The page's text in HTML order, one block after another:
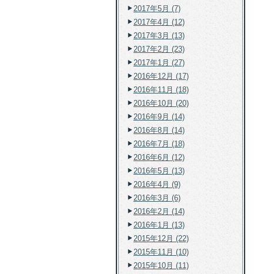
2017年5月 (7)
2017年4月 (12)
2017年3月 (13)
2017年2月 (23)
2017年1月 (27)
2016年12月 (17)
2016年11月 (18)
2016年10月 (20)
2016年9月 (14)
2016年8月 (14)
2016年7月 (18)
2016年6月 (12)
2016年5月 (13)
2016年4月 (9)
2016年3月 (6)
2016年2月 (14)
2016年1月 (13)
2015年12月 (22)
2015年11月 (10)
2015年10月 (11)